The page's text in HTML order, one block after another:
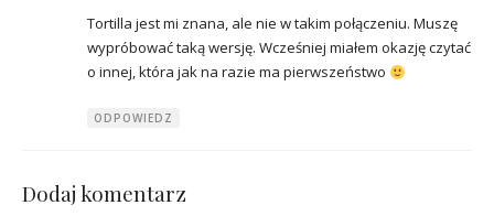
Tortilla jest mi znana, ale nie w takim połączeniu. Muszę
wypróbować taką wersję. Wcześniej miałem okazję czytać
o innej, która jak na razie ma pierwszeństwo
ODPOWIEDZ
Dodaj komentarz